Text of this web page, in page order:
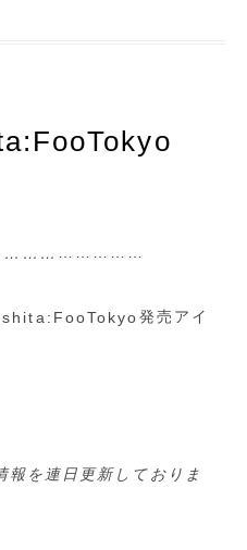
FooTokyo発売アイ
報を連日更新しておりま